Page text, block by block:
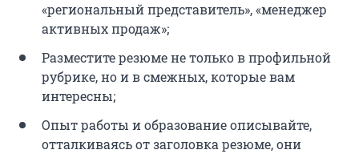
«региональный представитель», «менеджер
активных продаж»;
Разместите резюме не только в профильной
рубрике, но и в смежных, которые вам
интересны;
Опыт работы и образование описывайте,
отталкиваясь от заголовка резюме, они